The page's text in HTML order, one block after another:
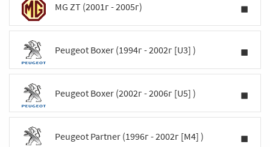
MG ZT (2001г - 2005г)
Peugeot Boxer (1994г - 2002г [U3] )
Peugeot Boxer (2002г - 2006г [U5] )
Peugeot Partner (1996г - 2002г [M4] )